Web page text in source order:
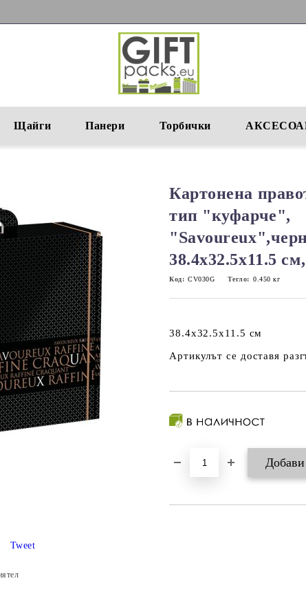
Щайги Панери Торбички
Картонена
тип "куфарче",
38.4x32.5x11.5
Код: CV030G Тегло: 0.450 кг
38.4x32.5x11.5 см
Артикулът се доставя
Tweet